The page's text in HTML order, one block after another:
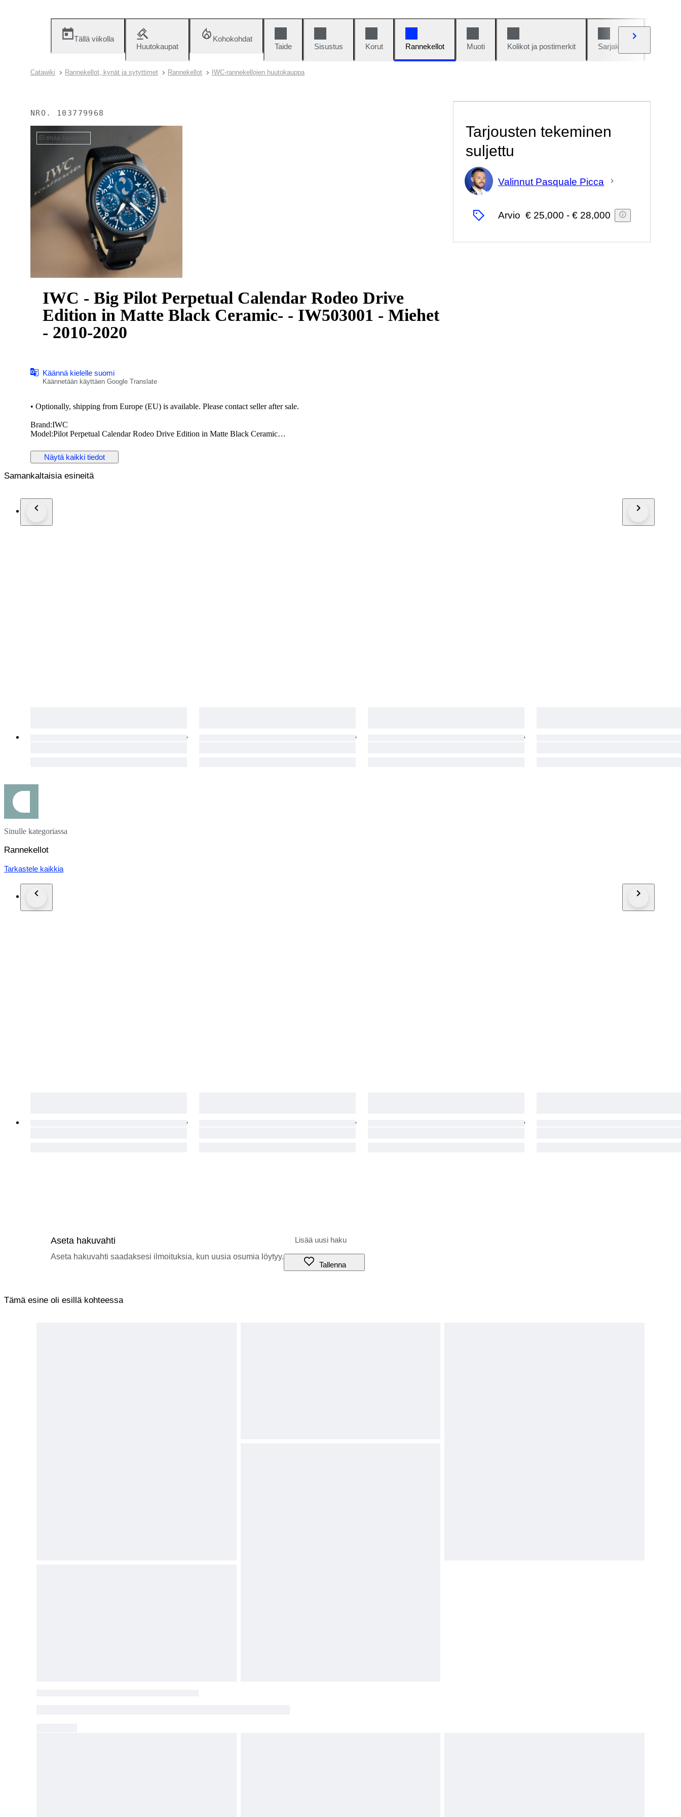
Tällä viikolla
Huutokaupat
Kohokohdat
Taide
Sisustus Korut Rannekellot Muoti Kolikot ja postimerkit Sarjakuvat
Catawiki Rannekellot, kynät ja sytyttimet Rannekellot IWC-rannekellojen huutokauppa
NRO. 103779968
Ei enää saatavilla
IWC - Big Pilot Perpetual Calendar Rodeo Drive
Edition in Matte Black Ceramic- - IW503001 - Miehet
- 2010-2020
Käännä kielelle suomi
Käännetään käyttäen Google Translate
•⁠ ⁠Optionally, shipping from Europe (EU) is available. Please contact seller after sale.
Brand:IWC
Model:Pilot Perpetual Calendar Rodeo Drive Edition in Matte Black Ceramic
Case:CERAMİC
Diameter: 46,5mm without crown
Strap/Bracelet:ORİGİNAL
Clasp:ORİGİNAL
Condition: Worn and in very good condition
Extras: No Box , No Papers
Näytä kaikki tiedot
Tarjousten tekeminen
suljettu
asiantuntija
Valinnut Pasquale Picca
Arvio € 25,000 - € 28,000
Samankaltaisia esineitä
Sinulle kategoriassa
Rannekellot
Tarkastele kaikkia
Aseta hakuvahti
Aseta hakuvahti saadaksesi ilmoituksia, kun uusia osumia löytyy.
Tallenna
Tämä esine oli esillä kohteessa